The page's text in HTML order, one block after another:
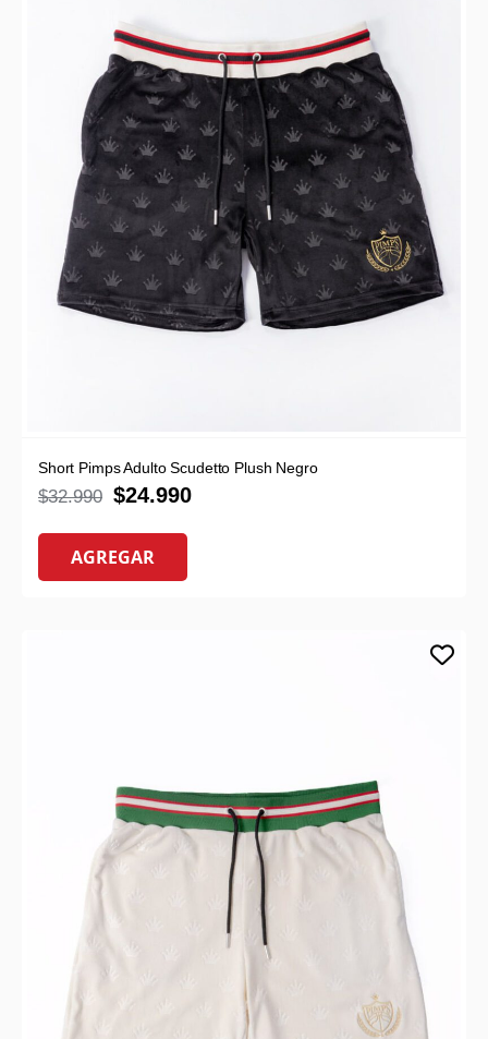
Short Pimps Adulto Scudetto Plush Negro
$32.990 $24.990
AGREGAR